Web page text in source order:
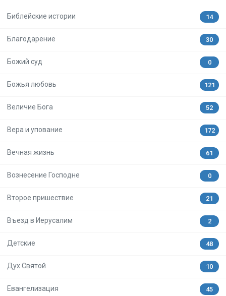
Библейские истории 14
Благодарение 30
Божий суд 0
Божья любовь 121
Величие Бога 52
Вера и упование 172
Вечная жизнь 61
Вознесение Господне 0
Второе пришествие 21
Въезд в Иерусалим 2
Детские 48
Дух Святой 10
Евангелизация 45